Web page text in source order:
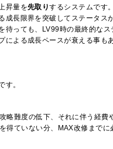
昇量を先取りするシステムです。
長限界を突破してステータス
っても、LV99時の最終的なス
よる成長ペースが衰える事も
す。
難度の低下、それに伴う経費
得ていない分、MAX改修までに